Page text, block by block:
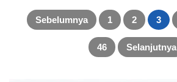
Paginasi
posSebelumnya 1 2 3
46 Selanjutnya